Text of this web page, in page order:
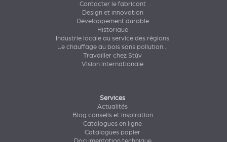
Contacter le fabricant
Design et innovation
Développement durable
Historique
Industrie locale au service des régions
Le chauffage au bois sans pollution...
Travailler chez Stûv
Vision internationale
Services
Actualités
Blog conseils et inspiration
Catalogues en ligne
Catalogues papier